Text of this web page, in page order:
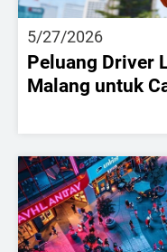
5/27/2026
Peluang Driver
Malang untuk